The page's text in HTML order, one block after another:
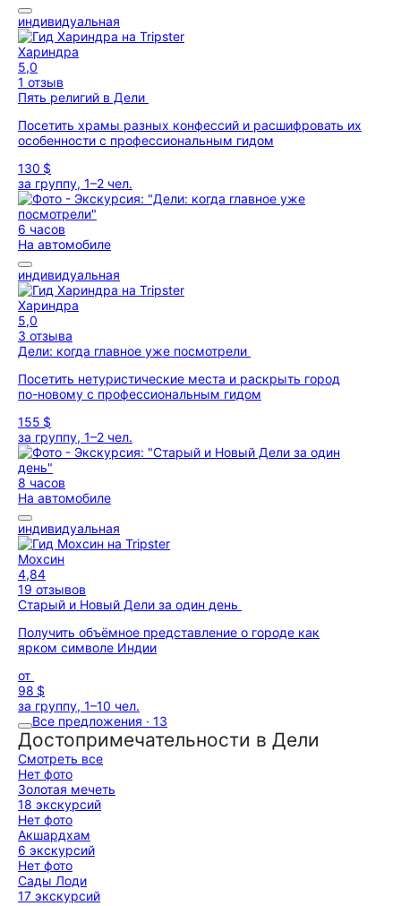
индивидуальная
Хариндра
5,0
1 отзыв
Пять религий в Дели
Посетить храмы разных конфессий и расшифровать их
особенности с профессиональным гидом
130 $
за группу, 1–2 чел.
6 часов
На автомобиле
индивидуальная
Хариндра
5,0
3 отзыва
Дели: когда главное уже посмотрели
Посетить нетуристические места и раскрыть город
по-новому с профессиональным гидом
155 $
за группу, 1–2 чел.
8 часов
На автомобиле
индивидуальная
Мохсин
4,84
19 отзывов
Старый и Новый Дели за один день
Получить объёмное представление о городе как
ярком символе Индии
от
98 $
за группу, 1–10 чел.
Все предложения · 13
Достопримечательности в Дели
Смотреть все
Нет фото
Золотая мечеть
18 экскурсий
Нет фото
Акшардхам
6 экскурсий
Нет фото
Сады Лоди
17 экскурсий